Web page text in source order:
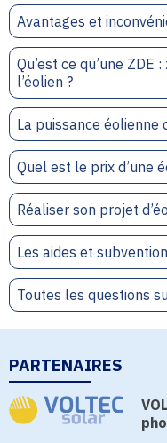
Avantages et
Qu’est ce qu’une
l’éolien ?
La puissance éolienne
Quel est le prix d’une
Réaliser son projet
Les aides et
Toutes les questions
PARTENAIRES